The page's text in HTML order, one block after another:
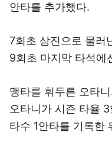
안타를 추가했다.
7회초 삼진으로 물러
9회초 마지막 타석에
맹타를 휘두른 오타
오타니가 시즌 타율
타수 1안타를 기록한